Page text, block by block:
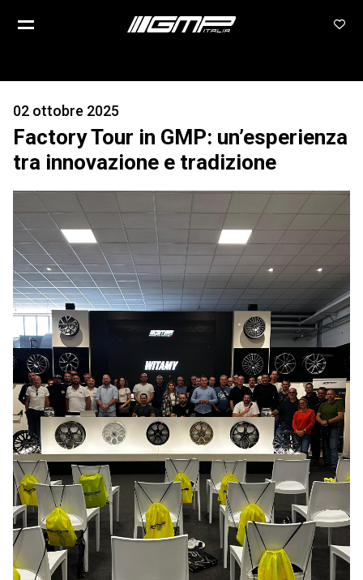
02 ottobre 2025
Factory Tour in GMP: un’esperienza
tra innovazione e tradizione